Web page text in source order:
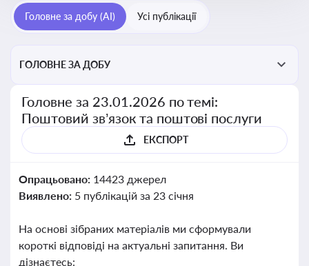
ліцензійних умов, участі в державних реєстрах і
забезпечення прав споживачів.
Головне за добу (AI) Усі публікації
ГОЛОВНЕ ЗА ДОБУ
Головне за 23.01.2026 по темі:
Поштовий зв’язок та поштові послуги
ЕКСПОРТ
Опрацьовано: 14423 джерел
Виявлено: 5 публікацій за 23 січня
На основі зібраних матеріалів ми сформували
короткі відповіді на актуальні запитання. Ви
дізнаєтесь: